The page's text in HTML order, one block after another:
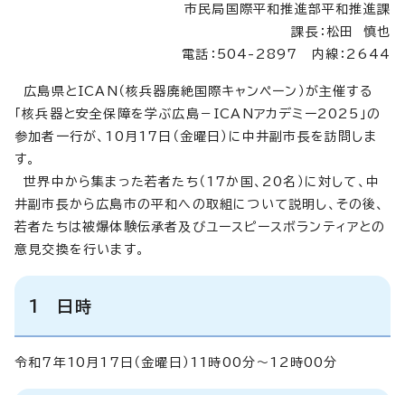
市民局国際平和推進部平和推進課
課長：松田 慎也
電話：504-2897 内線：2644
広島県とICAN（核兵器廃絶国際キャンペーン）が主催する
「核兵器と安全保障を学ぶ広島－ICANアカデミー2025」の
参加者一行が、10月17日（金曜日）に中井副市長を訪問しま
す。
世界中から集まった若者たち（17か国、20名）に対して、中
井副市長から広島市の平和への取組について説明し、その後、
若者たちは被爆体験伝承者及びユースピースボランティアとの
意見交換を行います。
1 日時
令和7年10月17日（金曜日）11時00分～12時00分